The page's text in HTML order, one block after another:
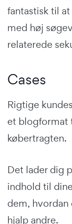
fantastisk til
med høj
relaterede
Cases
Rigtige
et blogformat
købertragten.
Det lader dig
indhold til
dem,
hjalp andre.